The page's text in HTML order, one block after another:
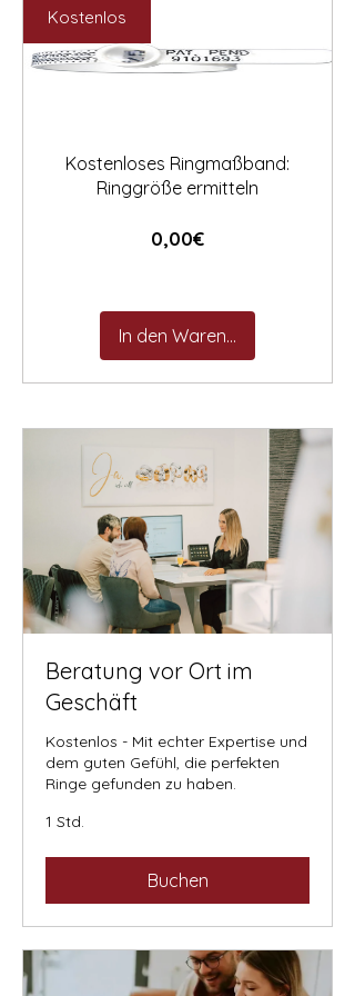
Kostenlos
Kostenloses Ringmaßband:
Ringgröße ermitteln
0,00€Preis
In den Warenkorb
Beratung vor Ort im
Geschäft
Kostenlos - Mit echter Expertise und
dem guten Gefühl, die perfekten
Ringe gefunden zu haben.
1 Std.
Buchen